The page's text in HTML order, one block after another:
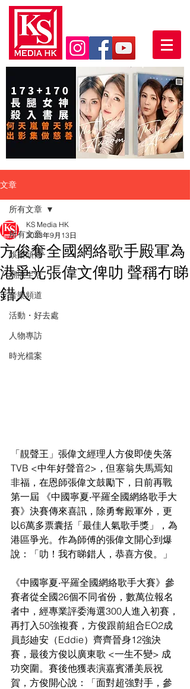
文章
所有文章
娛樂頭條
潮流生活
音樂頻道
活動・好去處
人物專訪
時光檔案
所有文章
方俊奪全國網絡歌手殿軍為
港爭光張偉文俾叻 聲稱冇睇
錯人
KS Media HK
2023年9月13日
「靚聲王」張偉文經理人方俊即使失落
TVB <中年好聲音2>，但塞翁失馬焉知
非福，在恩師張偉文鼓勵下，日前再戰
第一屆 《中國寧夏‧平羅全國網絡歌手大
賽》決賽傳來喜訊，除勇奪殿軍外，更
以6萬多票囊括「最佳人氣歌手獎」，為
港區爭光。作為師傅的張偉文開心到爆
說：「叻！我冇睇錯人，恭喜方俊。」
《中國寧夏‧平羅全國網絡歌手大賽》參
賽者從全國26個不同省份，數萬位報名
者中，經專業評委海選300人進入初賽，
再打入50強複賽，方俊跟前組合EO2成
員彭廸安（Eddie）齊齊晉身12強決
賽，最後方俊以廣東歌 <一生不變> 成
功突圍。賽後他獲表演嘉賓潘美辰祝
賀，方俊開心說：「面對超強對手，參